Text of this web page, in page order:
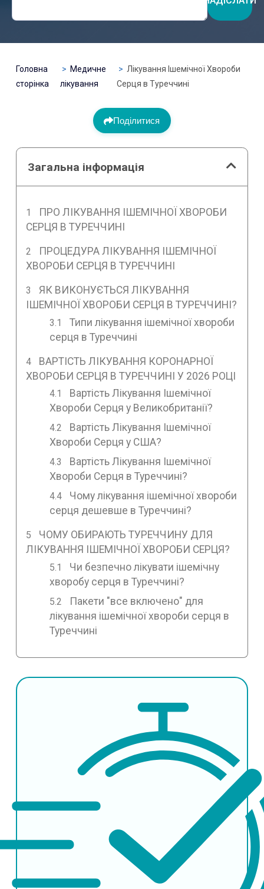
Головна
сторінка
Медичне
лікування
Лікування Ішемічної Хвороби
Серця в Туреччині
Поділитися
Загальна інформація
ПРО ЛІКУВАННЯ ІШЕМІЧНОЇ ХВОРОБИ
СЕРЦЯ В ТУРЕЧЧИНІ
ПРОЦЕДУРА ЛІКУВАННЯ ІШЕМІЧНОЇ
ХВОРОБИ СЕРЦЯ В ТУРЕЧЧИНІ
ЯК ВИКОНУЄТЬСЯ ЛІКУВАННЯ
ІШЕМІЧНОЇ ХВОРОБИ СЕРЦЯ В ТУРЕЧЧИНІ?
Типи лікування ішемічної хвороби
серця в Туреччині
ВАРТІСТЬ ЛІКУВАННЯ КОРОНАРНОЇ
ХВОРОБИ СЕРЦЯ В ТУРЕЧЧИНІ У 2026 РОЦІ
Вартість Лікування Ішемічної
Хвороби Серця у Великобританії?
Вартість Лікування Ішемічної
Хвороби Серця у США?
Вартість Лікування Ішемічної
Хвороби Серця в Туреччині?
Чому лікування ішемічної хвороби
серця дешевше в Туреччині?
ЧОМУ ОБИРАЮТЬ ТУРЕЧЧИНУ ДЛЯ
ЛІКУВАННЯ ІШЕМІЧНОЇ ХВОРОБИ СЕРЦЯ?
Чи безпечно лікувати ішемічну
хворобу серця в Туреччині?
Пакети "все включено" для
лікування ішемічної хвороби серця в
Туреччині